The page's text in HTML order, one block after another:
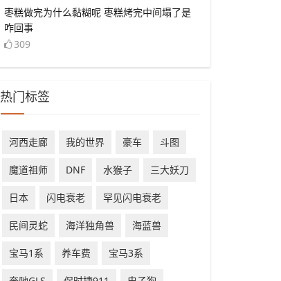
​枣糕做完为什么黏糊呢 枣糕烤完中间塌了是
咋回事
309
热门标签
​河西走廊 ​我的世界 豪车 斗图
​魔道祖师 ​DNF 水猴子 三大妖刀
日本 闪电衰老 罕见闪电衰老
民间灵蛇 海洋独角兽 ​海蓝兽
宝马1系 养车费 宝马3系